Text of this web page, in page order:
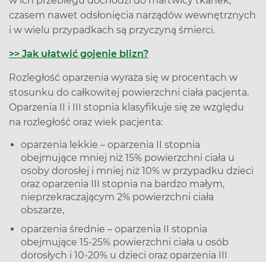
czasem nawet odsłonięcia narządów wewnętrznych
i w wielu przypadkach są przyczyną śmierci.
>> Jak ułatwić gojenie blizn?
Rozległość oparzenia wyraża się w procentach w
stosunku do całkowitej powierzchni ciała pacjenta.
Oparzenia II i III stopnia klasyfikuje się ze względu
na rozległość oraz wiek pacjenta:
oparzenia lekkie – oparzenia II stopnia
obejmujące mniej niż 15% powierzchni ciała u
osoby dorosłej i mniej niż 10% w przypadku dzieci
oraz oparzenia III stopnia na bardzo małym,
nieprzekraczającym 2% powierzchni ciała
obszarze,
oparzenia średnie – oparzenia II stopnia
obejmujące 15-25% powierzchni ciała u osób
dorosłych i 10-20% u dzieci oraz oparzenia III